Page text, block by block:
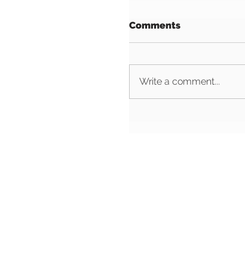
Comments
Write a comment...